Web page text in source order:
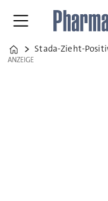
Home
Stada-Zieht-
ANZEIGE
ANZEIGE